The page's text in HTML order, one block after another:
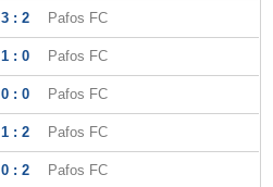
3 : 2 Pafos FC
1 : 0 Pafos FC
0 : 0 Pafos FC
1 : 2 Pafos FC
0 : 2 Pafos FC